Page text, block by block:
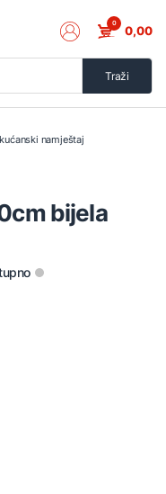
Traži
0 0,00
namještaj
bijela